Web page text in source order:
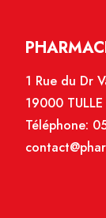
1 Rue du Dr
19000 TULLE
Téléphone: